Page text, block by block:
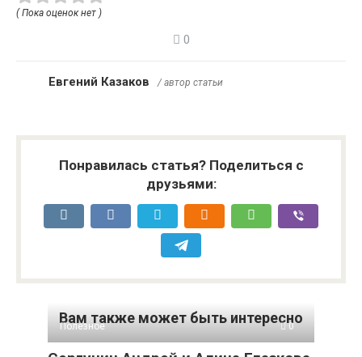
( Пока оценок нет )
0
Евгений Казаков / автор статьи
Понравилась статья? Поделиться с
друзьями:
Вам также может быть интересно
Полезное 0